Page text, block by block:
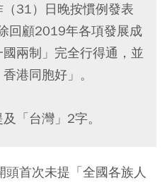
31）日晚按慣例發表
回顧2019年各項發展成
兩制」完全行得通，並
港同胞好」。
「台灣」2字。
首次未提「全國各族人